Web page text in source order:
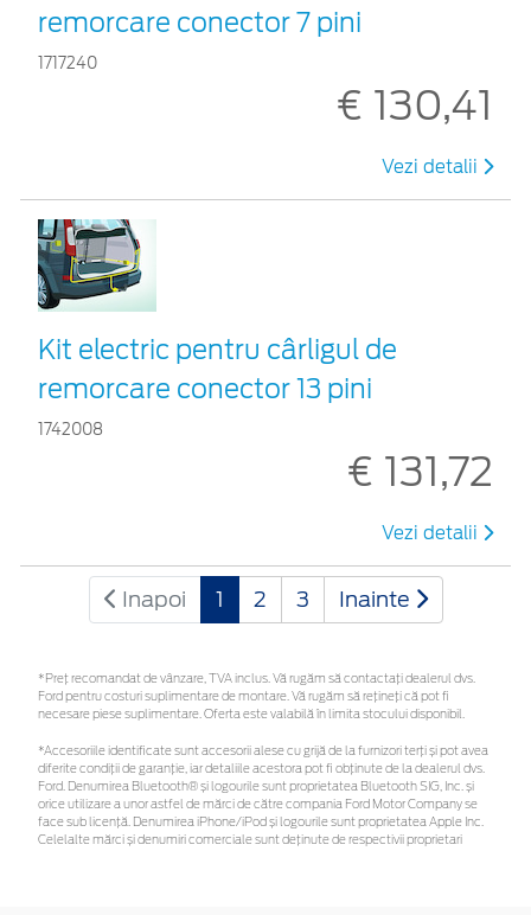
remorcare conector 7 pini
1717240
€ 130,41
Vezi detalii
Kit electric pentru cârligul de
remorcare conector 13 pini
1742008
€ 131,72
Vezi detalii
Inapoi 1 2 3 Inainte
*Preţ recomandat de vânzare, TVA inclus. Vă rugăm să contactaţi dealerul dvs.
Ford pentru costuri suplimentare de montare. Vă rugăm să rețineți că pot fi
necesare piese suplimentare. Oferta este valabilă în limita stocului disponibil.
*Accesoriile identificate sunt accesorii alese cu grijă de la furnizori terți și pot avea
diferite condiții de garanție, iar detaliile acestora pot fi obținute de la dealerul dvs.
Ford. Denumirea Bluetooth® și logourile sunt proprietatea Bluetooth SIG, Inc. și
orice utilizare a unor astfel de mărci de către compania Ford Motor Company se
face sub licență. Denumirea iPhone/iPod și logourile sunt proprietatea Apple Inc.
Celelalte mărci și denumiri comerciale sunt deținute de respectivii proprietari